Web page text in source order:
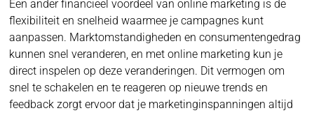
Een ander financieel voordeel van online marketing is de
flexibiliteit en snelheid waarmee je campagnes kunt
aanpassen. Marktomstandigheden en consumentengedrag
kunnen snel veranderen, en met online marketing kun je
direct inspelen op deze veranderingen. Dit vermogen om
snel te schakelen en te reageren op nieuwe trends en
feedback zorgt ervoor dat je marketinginspanningen altijd